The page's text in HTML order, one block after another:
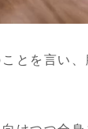
とを言い